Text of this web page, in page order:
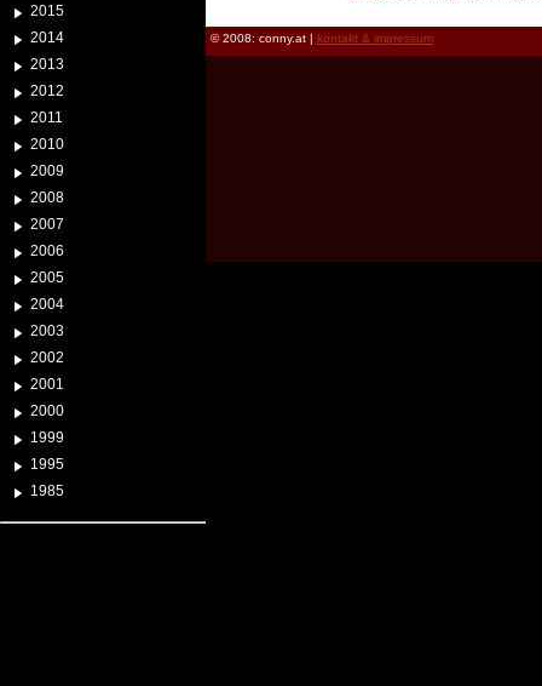
2015
2014
2013
2012
2011
2010
2009
2008
2007
2006
2005
2004
2003
2002
2001
2000
1999
1995
1985
© 2008: conny.at | kontakt & impressum